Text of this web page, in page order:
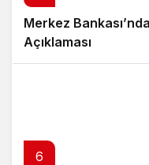
Merkez
Açıklaması
6